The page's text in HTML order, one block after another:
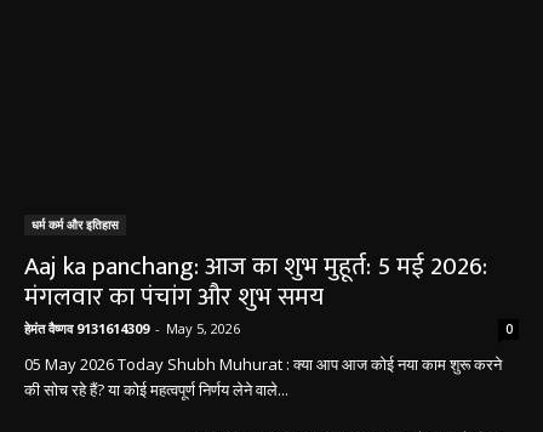
धर्म कर्म और इतिहास
Aaj ka panchang: आज का शुभ मुहूर्त: 5 मई 2026:
मंगलवार का पंचांग और शुभ समय
हेमंत वैष्णव 9131614309 - May 5, 2026 0
05 May 2026 Today Shubh Muhurat : क्या आप आज कोई नया काम शुरू करने
की सोच रहे हैं? या कोई महत्वपूर्ण निर्णय लेने वाले...